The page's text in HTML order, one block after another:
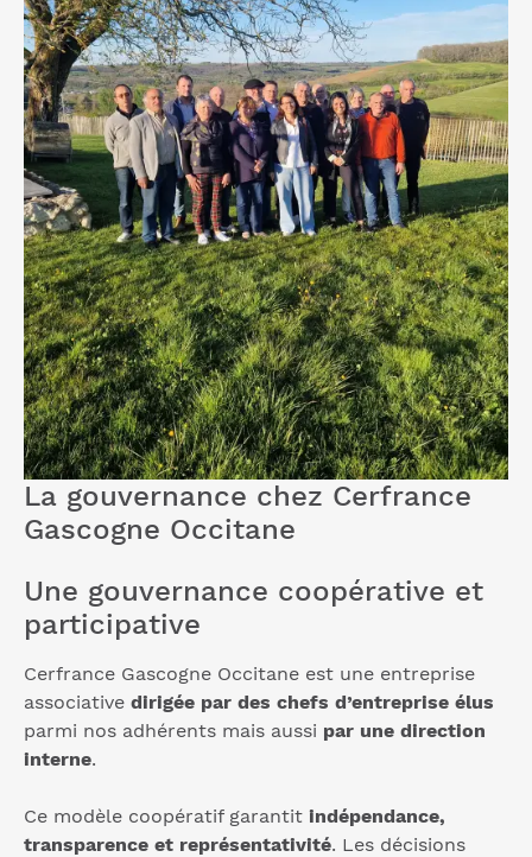
La gouvernance chez Cerfrance
Gascogne Occitane
Une gouvernance coopérative et
participative
Cerfrance Gascogne Occitane est une entreprise
associative dirigée par des chefs d’entreprise élus
parmi nos adhérents mais aussi par une direction
interne.
Ce modèle coopératif garantit indépendance,
transparence et représentativité. Les décisions